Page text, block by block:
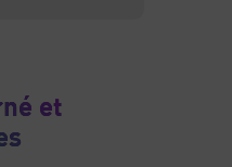
et